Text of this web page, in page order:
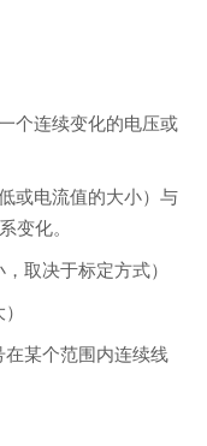
个连续变化的电压或
或电流值的大小）与
变化。
取决于标定方式）
某个范围内连续线